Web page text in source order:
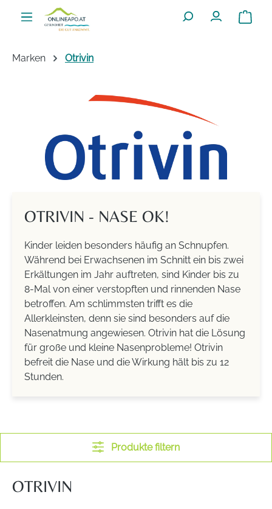
Zum Hauptinhalt springen
Marken Otrivin
OTRIVIN - NASE OK!
Kinder leiden besonders häufig an Schnupfen.
Während bei Erwachsenen im Schnitt ein bis zwei
Erkältungen im Jahr auftreten, sind Kinder bis zu
8-Mal von einer verstopften und rinnenden Nase
betroffen. Am schlimmsten trifft es die
Allerkleinsten, denn sie sind besonders auf die
Nasenatmung angewiesen. Otrivin hat die Lösung
für große und kleine Nasenprobleme! Otrivin
befreit die Nase und die Wirkung hält bis zu 12
Stunden.
Produkte filtern
OTRIVIN